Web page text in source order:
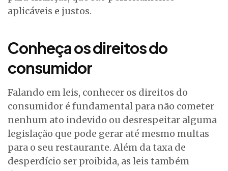
aplicáveis e justos.
Conheça os direitos do
consumidor
Falando em leis, conhecer os direitos do
consumidor é fundamental para não cometer
nenhum ato indevido ou desrespeitar alguma
legislação que pode gerar até mesmo multas
para o seu restaurante. Além da taxa de
desperdício ser proibida, as leis também